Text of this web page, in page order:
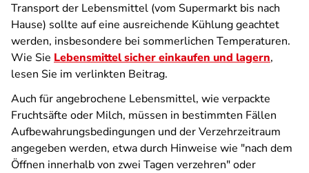
Transport der Lebensmittel (vom Supermarkt bis nach
Hause) sollte auf eine ausreichende Kühlung geachtet
werden, insbesondere bei sommerlichen Temperaturen.
Wie Sie Lebensmittel sicher einkaufen und lagern,
lesen Sie im verlinkten Beitrag.
Auch für angebrochene Lebensmittel, wie verpackte
Fruchtsäfte oder Milch, müssen in bestimmten Fällen
Aufbewahrungsbedingungen und der Verzehrzeitraum
angegeben werden, etwa durch Hinweise wie "nach dem
Öffnen innerhalb von zwei Tagen verzehren" oder